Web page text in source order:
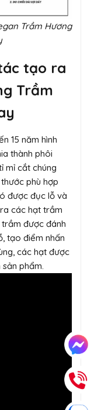
Trầm Hương
tạo ra
Trầm
15 năm hình
thành phôi
mỉ cắt chúng
phù hợp
được đục lỗ và
các hạt trầm
được đánh
tạo điểm nhấn
các hạt được
phẩm.